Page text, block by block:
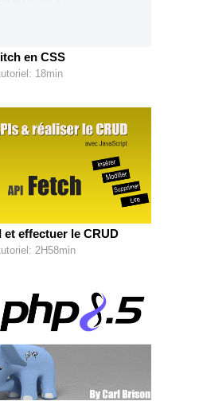
en CSS
18min
et effectuer le CRUD
2H58min